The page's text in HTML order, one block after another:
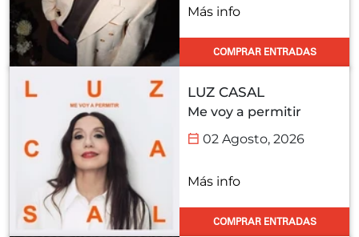
Más info
COMPRAR ENTRADAS
LUZ CASAL
Me voy a permitir
02 Agosto, 2026
Más info
COMPRAR ENTRADAS